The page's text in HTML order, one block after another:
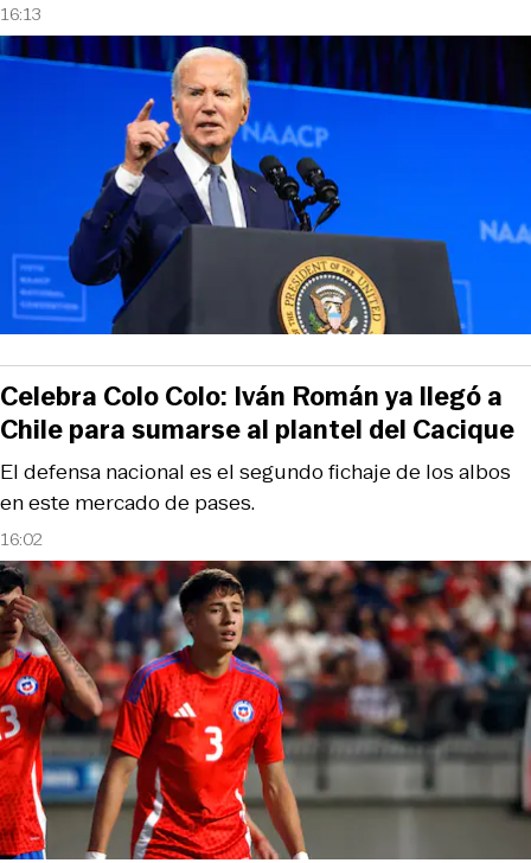
16:13
16:02
El defensa nacional es el segundo fichaje de los albos
en este mercado de pases.
Celebra Colo Colo: Iván Román ya llegó a
Chile para sumarse al plantel del Cacique